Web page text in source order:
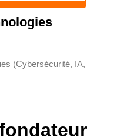
(Cybersécurité, IA,